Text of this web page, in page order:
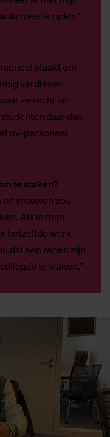
mee te rijden.”
staakt om
verdienen
ze recht op
daar dan
ov-personeel
te staken?
vrouwen zou
Als in mijn
hetzelfde werk
dat een reden zijn
te staken.”